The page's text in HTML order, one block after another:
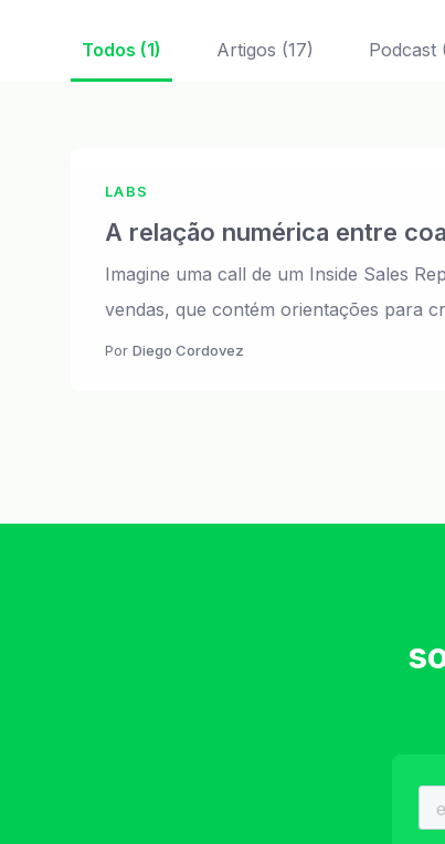
Todos (1) Artigos (17) Podcast
LABS
A relação numérica entre
Imagine uma call de um Inside Sales
vendas, que contém orientações para
Por Diego Cordovez